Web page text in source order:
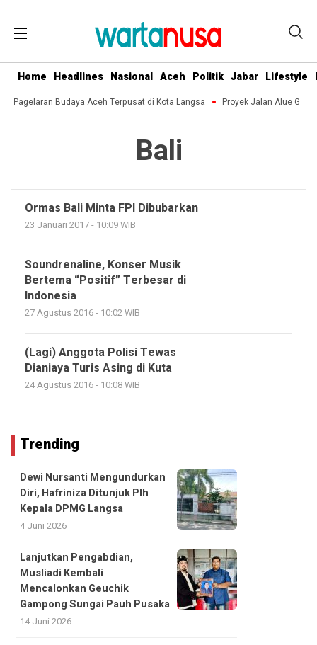
Home Headlines Nasional Aceh Politik Jabar Lifestyle
Pagelaran Budaya Aceh Terpusat di Kota Langsa Proyek Jalan Alue
Bali
Ormas Bali Minta FPI Dibubarkan
23 Januari 2017 - 10:09 WIB
Soundrenaline, Konser Musik
Bertema “Positif” Terbesar di
Indonesia
27 Agustus 2016 - 10:02 WIB
(Lagi) Anggota Polisi Tewas
Dianiaya Turis Asing di Kuta
24 Agustus 2016 - 10:08 WIB
Trending
Dewi Nursanti Mengundurkan
Diri, Hafriniza Ditunjuk Plh
Kepala DPMG Langsa
4 Juni 2026
Lanjutkan Pengabdian,
Musliadi Kembali
Mencalonkan Geuchik
Gampong Sungai Pauh Pusaka
14 Juni 2026